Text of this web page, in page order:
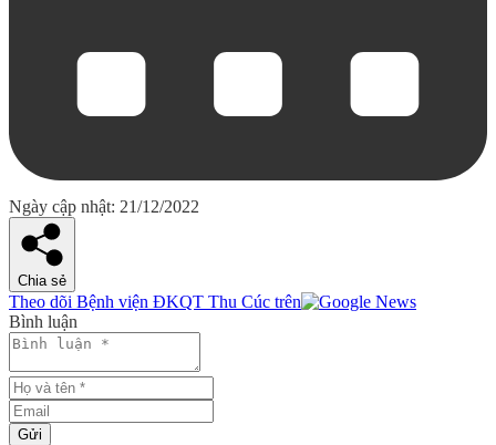
Ngày cập nhật: 21/12/2022
Chia sẻ
Theo dõi Bệnh viện ĐKQT Thu Cúc trên
Bình luận
Gửi